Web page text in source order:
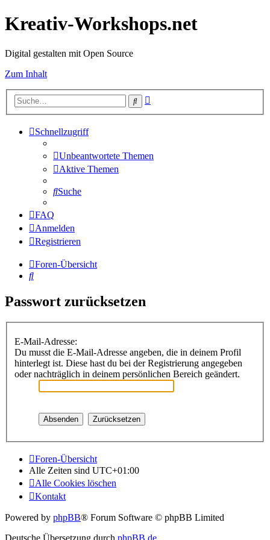
Kreativ-Workshops.net
Digital gestalten mit Open Source
Zum Inhalt
Suche
Schnellzugriff
Unbeantwortete Themen
Aktive Themen
Suche
FAQ
Anmelden
Registrieren
Foren-Übersicht
Suche
Passwort zurücksetzen
E-Mail-Adresse:
Du musst die E-Mail-Adresse angeben, die in deinem Profil
hinterlegt ist. Diese hast du bei der Registrierung angegeben
oder nachträglich in deinem persönlichen Bereich geändert.
Foren-Übersicht
Alle Zeiten sind UTC+01:00
Alle Cookies löschen
Kontakt
Powered by phpBB® Forum Software © phpBB Limited
Deutsche Übersetzung durch phpBB.de